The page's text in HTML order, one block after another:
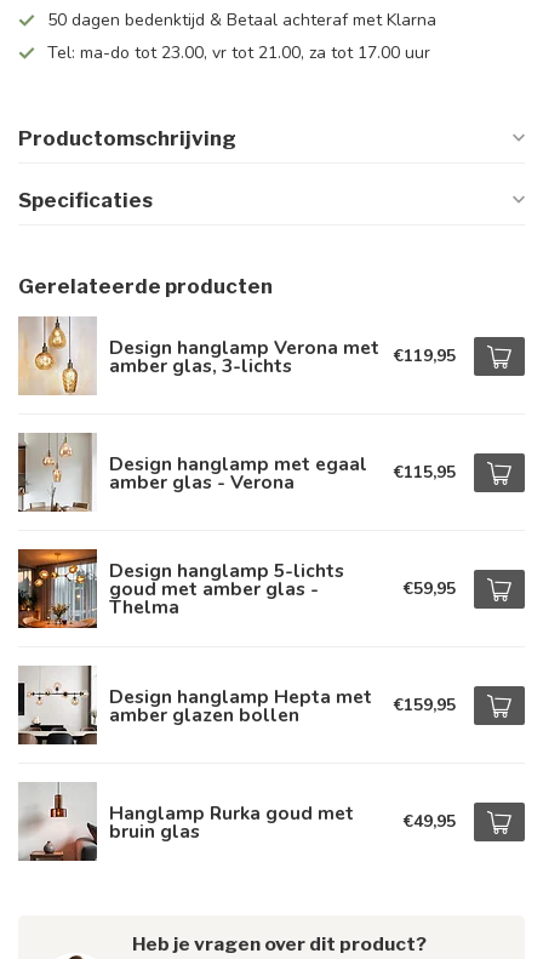
50 dagen bedenktijd & Betaal achteraf met Klarna
Tel: ma-do tot 23.00, vr tot 21.00, za tot 17.00 uur
Productomschrijving
Specificaties
Gerelateerde producten
Design hanglamp Verona met
amber glas, 3-lichts €119,95
Design hanglamp met egaal
amber glas - Verona €115,95
Design hanglamp 5-lichts
goud met amber glas -
Thelma
€59,95
Design hanglamp Hepta met
amber glazen bollen €159,95
Hanglamp Rurka goud met
bruin glas €49,95
Heb je vragen over dit product?